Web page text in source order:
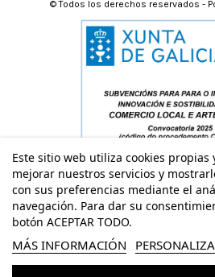
Este sitio web utiliza cookies propias
mejorar nuestros servicios y
con sus preferencias mediante el
navegación. Para dar su
botón ACEPTAR TODO.
MÁS INFORMACIÓN
© Todos los derechos reservados -